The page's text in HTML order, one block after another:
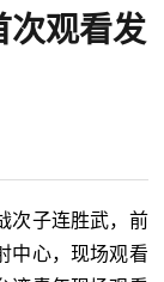
次观看发
次子连胜武，前
中心，现场观看